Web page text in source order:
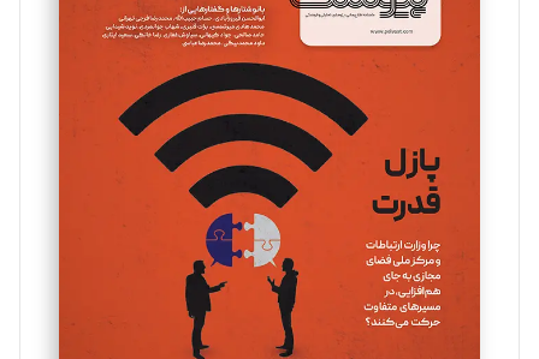
مینا پاکدل
یسنا امان‌پور
تحریریه
ملینا جعفری
تحریریه